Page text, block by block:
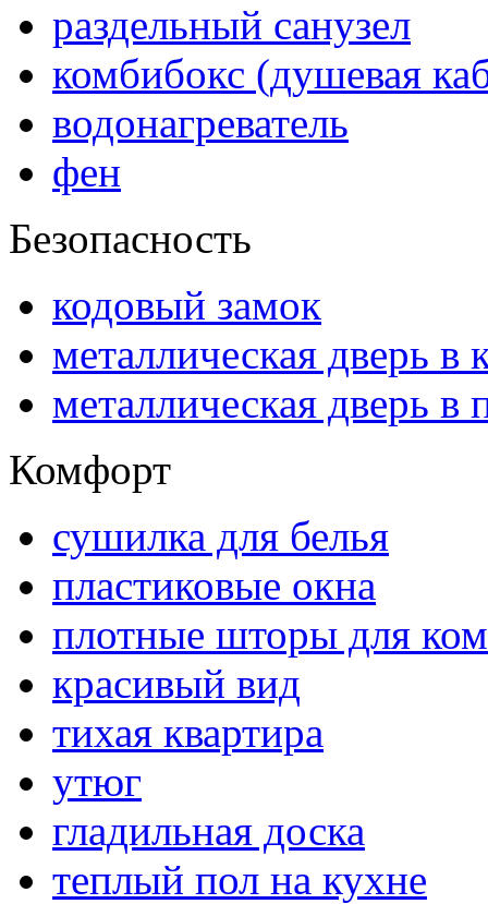
раздельный санузел
комбибокс (душевая
водонагреватель
фен
Безопасность
кодовый замок
металлическая дверь в
металлическая дверь в
Комфорт
сушилка для белья
пластиковые окна
плотные шторы для
красивый вид
тихая квартира
утюг
гладильная доска
теплый пол на кухне